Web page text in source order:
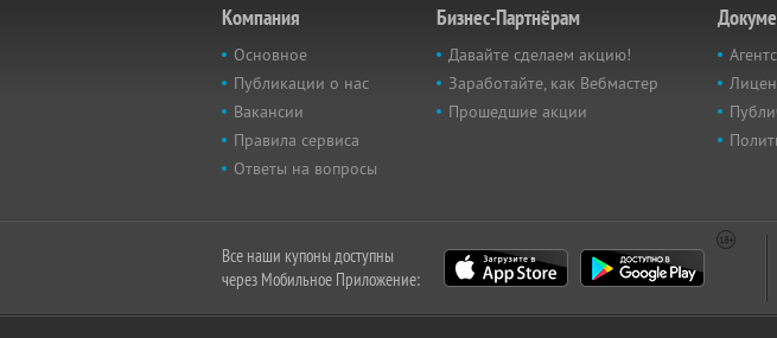
Компания
Основное
Публикации о нас
Вакансии
Правила сервиса
Ответы на вопросы
Бизнес-Партнёрам
Давайте сделаем акцию!
Заработайте, как Вебмастер
Прошедшие акции
Все наши купоны доступны
через Мобильное Приложение: